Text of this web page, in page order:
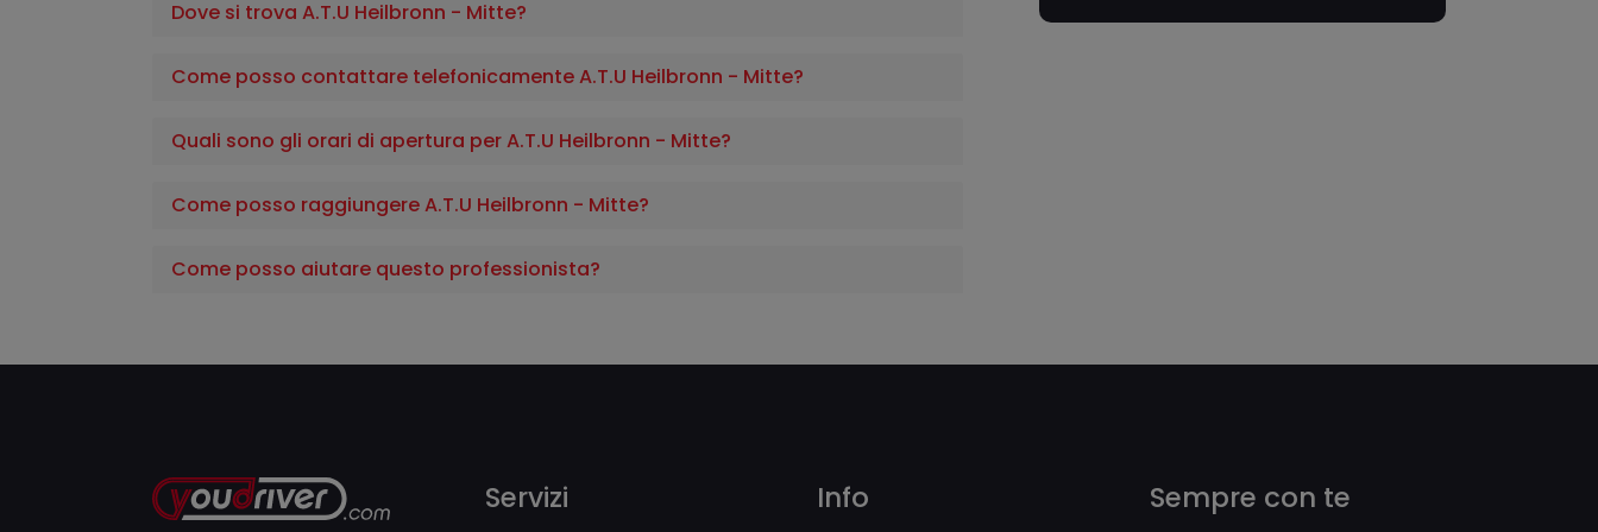
Dove si trova A.T.U Heilbronn - Mitte?
Come posso contattare telefonicamente A.T.U Heilbronn - Mitte?
Quali sono gli orari di apertura per A.T.U Heilbronn - Mitte?
Come posso raggiungere A.T.U Heilbronn - Mitte?
Come posso aiutare questo professionista?
Servizi Info Sempre con te